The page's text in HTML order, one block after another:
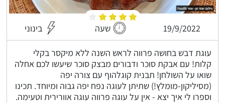
19/9/2022 שעה בינוני
עוגת דבש בחושה פרווה לראש השנה ללא מיקסר בקלי
קלות! עם אבקת סוכר ודבורים מבצק סוכר שיעשו לכם אחלה
שואו על השולחן! תבנית קוגלהוף עם צורה יפה
(מסיליקון-מומלץ!) שתיתן לעוגה נפח יפה גבוה ומיוחד. תכינו
וספרו לי איך יצא - אין על עוגה פרווה עוגה אוורירית וטעימה.